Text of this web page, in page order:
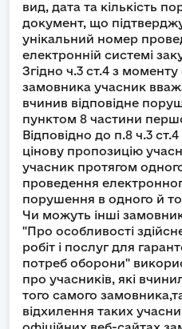
вид, дата та кількість
документ, що
унікальний номер
електронній системі
Згідно ч.3 ст.4 з
замовника учасник
вчинив відповідне
пунктом 8 частини
Відповідно до п.8 ч.3
цінову пропозицію
учасник протягом
проведення
порушення в одного й
Чи можуть інші
"Про особливості
робіт і послуг для
потреб оборони"
про учасників, які
того самого
відхилення таких